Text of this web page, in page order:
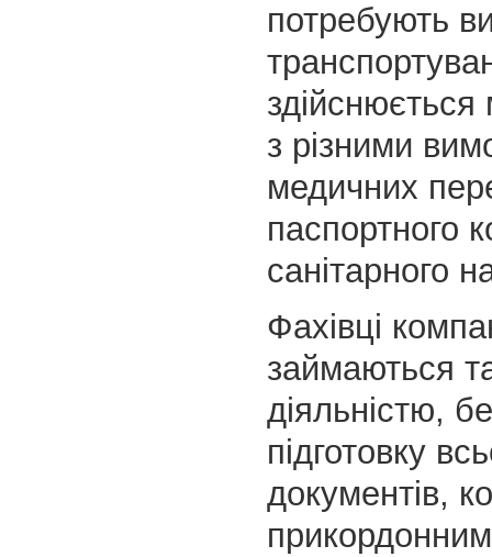
потребують
здійснюється
з різними
медичних
паспортного
санітарного
Фахівці
займаються
діяльністю,
підготовку
документів,